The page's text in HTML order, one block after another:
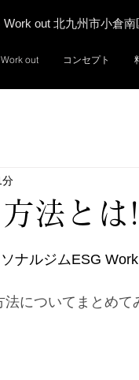
Work out 北九州市小倉
Work out コンセプト
法とは
分
ナルジムESG Work
についてまとめて